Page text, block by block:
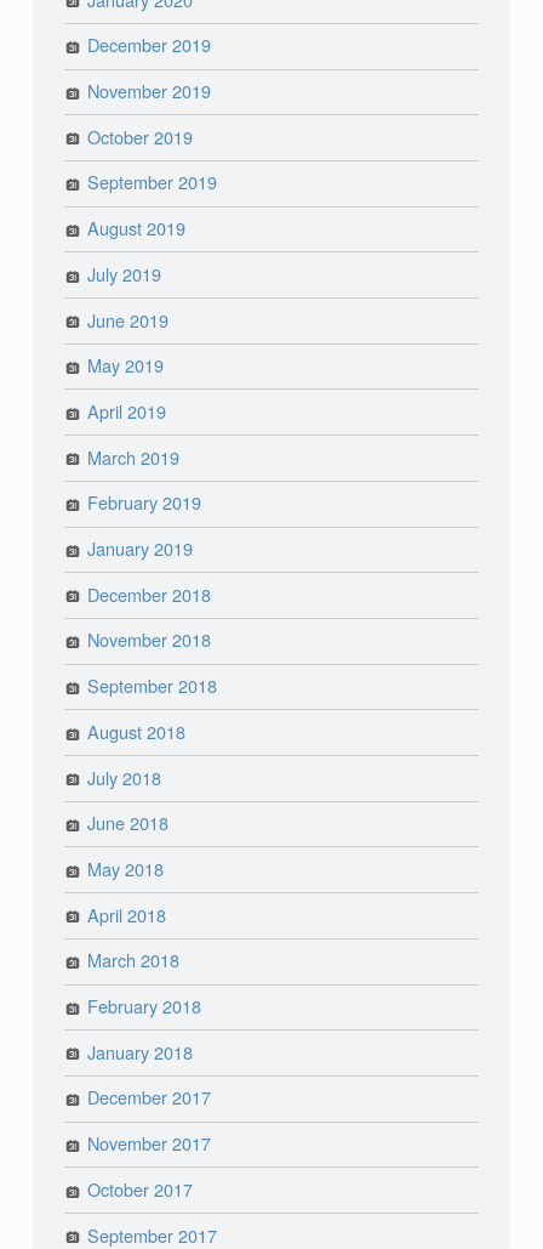
December 2019
November 2019
October 2019
September 2019
August 2019
July 2019
June 2019
May 2019
April 2019
March 2019
February 2019
January 2019
December 2018
November 2018
September 2018
August 2018
July 2018
June 2018
May 2018
April 2018
March 2018
February 2018
January 2018
December 2017
November 2017
October 2017
September 2017